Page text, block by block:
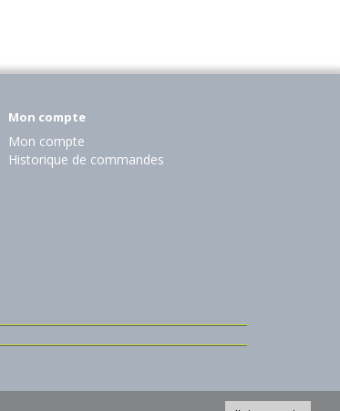
Mon compte
Mon compte
Historique de commandes